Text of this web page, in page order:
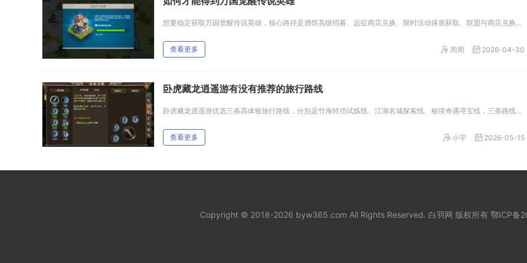
想要稳定获取万国觉醒传说英雄，核心路径是酒馆高级招募、远征商店兑换、限时活动保底获取、联盟与商店兑换、VIP与充值福利、...
查看更多 周周 2026-04-30
卧虎藏龙逍遥游有没有推荐的旅行路线
卧虎藏龙逍遥游优选三条高体验旅行路线，分别是竹海轻功试炼线、江湖名城探索线、秘境奇遇寻宝线，三条路线覆盖轻功养成、地图探...
查看更多 小宇 2026-05-15
Copyright © 2018-2026 byw365.com All Rights Reserved. 白羽网 版权所有 鄂ICP备